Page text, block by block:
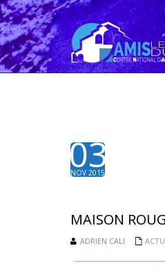
03
NOV 2015
MAISON
ADRIEN CALI